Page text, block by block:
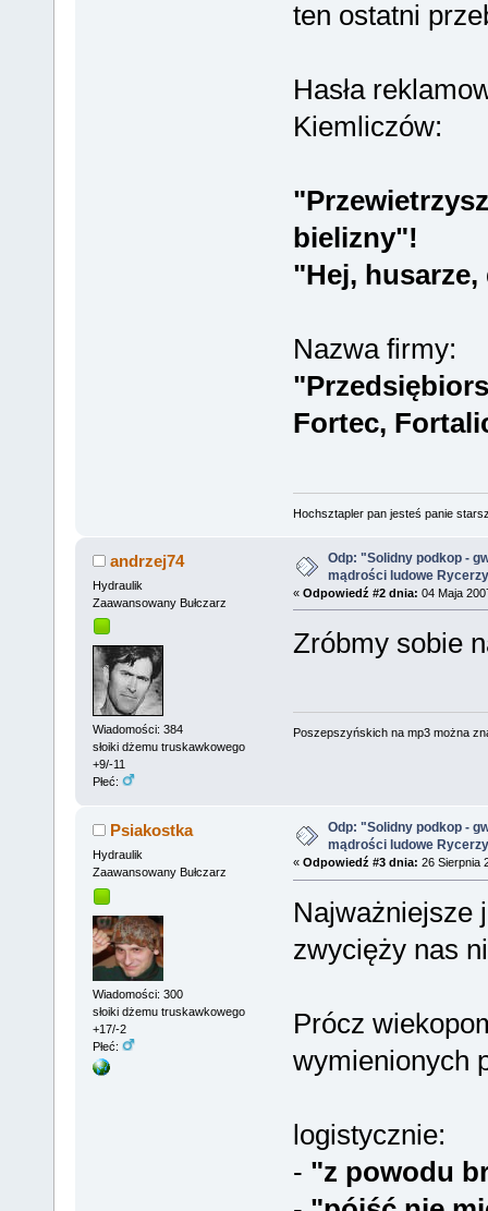
ten ostatni
Hasła
Kiemliczów:
bielizny"!
"Hej,
Nazwa firmy:
Fortec,
Hochsztapler pan jesteś panie
andrzej74
Hydraulik
Zaawansowany Bułczarz
Wiadomości: 384
słoiki dżemu truskawkowego
+9/-11
Płeć:
Odp: "Solidny podkop -
mądrości ludowe Rycerzy
« Odpowiedź #2 dnia: 04 Maja
Zróbmy sobie
Poszepszyńskich na mp3 można
Psiakostka
Hydraulik
Zaawansowany Bułczarz
Wiadomości: 300
słoiki dżemu truskawkowego
+17/-2
Płeć:
Odp: "Solidny podkop -
mądrości ludowe Rycerzy
« Odpowiedź #3 dnia: 26 Sierpnia
Najważniejsze
zwycięży nas
Prócz
wymienionych
logistycznie:
- "z powodu